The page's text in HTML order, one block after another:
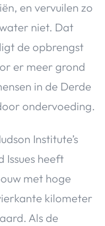
en vervuilen zo
niet. Dat
de opbrengst
er meer grond
in de Derde
ondervoeding.
Institute’s
Issues heeft
met hoge
kilometer
Als de